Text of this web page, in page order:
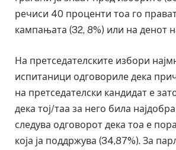
речиси 40 проценти тоа го
кампањата (32, 8%) или на денот
На претседателските избори
испитаници одговориле дека
на претседателски кандидат е
дека тој/таа за него била
следува одговорот дека тоа е
која ја поддржува (34,87%). За